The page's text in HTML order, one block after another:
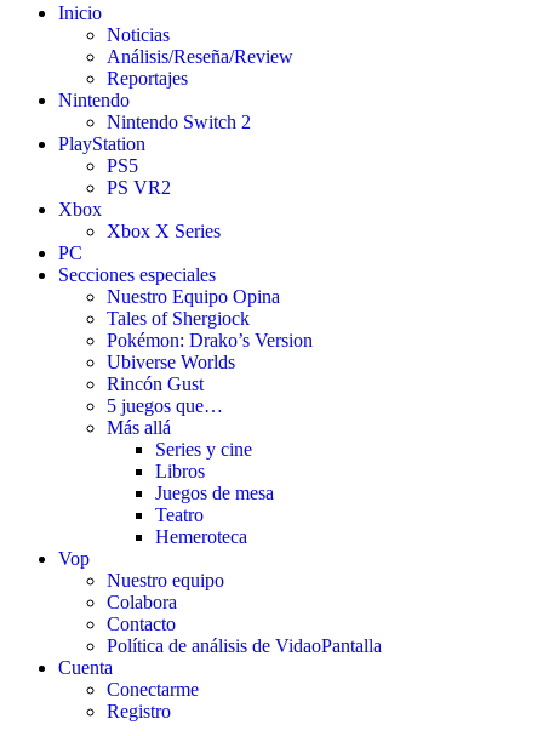
Inicio
Noticias
Análisis/Reseña/Review
Reportajes
Nintendo
Nintendo Switch 2
PlayStation
PS5
PS VR2
Xbox
Xbox X Series
PC
Secciones especiales
Nuestro Equipo Opina
Tales of Shergiock
Pokémon: Drako’s Version
Ubiverse Worlds
Rincón Gust
5 juegos que…
Más allá
Series y cine
Libros
Juegos de mesa
Teatro
Hemeroteca
Vop
Nuestro equipo
Colabora
Contacto
Política de análisis de VidaoPantalla
Cuenta
Conectarme
Registro